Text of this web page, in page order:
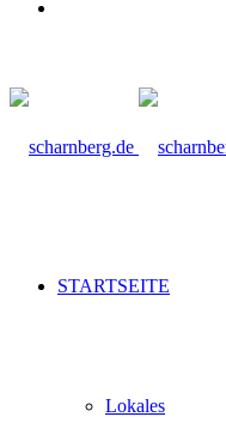
STARTSEITE
Lokales